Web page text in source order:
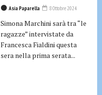
Asia Paparella 8 Ottobre 2024
Simona Marchini sarà tra “le
ragazze” intervistate da
Francesca Fialdini questa
sera nella prima serata...